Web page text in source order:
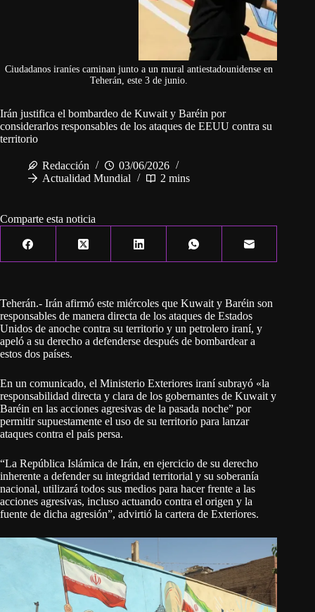
Ciudadanos iraníes caminan junto a un mural antiestadounidense en
Teherán, este 3 de junio.
Irán justifica el bombardeo de Kuwait y Baréin por
considerarlos responsables de los ataques de EEUU contra su
territorio
Redacción
03/06/2026
Actualidad Mundial
2 mins
Comparte esta noticia
Teherán.- Irán afirmó este miércoles que Kuwait y Baréin son
responsables de manera directa de los ataques de Estados
Unidos de anoche contra su territorio y un petrolero iraní, y
apeló a su derecho a defenderse después de bombardear a
estos dos países.
En un comunicado, el Ministerio Exteriores iraní subrayó «la
responsabilidad directa y clara de los gobernantes de Kuwait y
Baréin en las acciones agresivas de la pasada noche” por
permitir supuestamente el uso de su territorio para lanzar
ataques contra el país persa.
“La República Islámica de Irán, en ejercicio de su derecho
inherente a defender su integridad territorial y su soberanía
nacional, utilizará todos sus medios para hacer frente a las
acciones agresivas, incluso actuando contra el origen y la
fuente de dicha agresión”, advirtió la cartera de Exteriores.